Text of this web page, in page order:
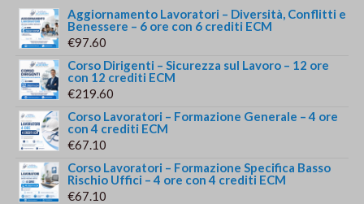
Aggiornamento Lavoratori – Diversità, Conflitti e
Benessere – 6 ore con 6 crediti ECM
€97.60
Corso Dirigenti – Sicurezza sul Lavoro – 12 ore
con 12 crediti ECM
€219.60
Corso Lavoratori – Formazione Generale – 4 ore
con 4 crediti ECM
€67.10
Corso Lavoratori – Formazione Specifica Basso
Rischio Uffici – 4 ore con 4 crediti ECM
€67.10